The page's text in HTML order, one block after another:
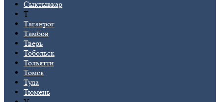
Сыктывкар
Т
Таганрог
Тамбов
Тверь
Тобольск
Тольятти
Томск
Тула
Тюмень